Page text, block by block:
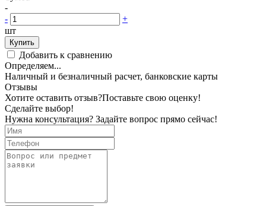
-
-
+
шт
Купить
Добавить к сравнению
Определяем...
Наличный и безналичный расчет, банковские карты
Отзывы
Хотите оставить отзыв?Поставьте свою оценку!
Сделайте выбор!
Нужна консультация? Задайте вопрос прямо сейчас!